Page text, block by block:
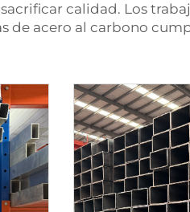
calidad. Los
de acero al carbono